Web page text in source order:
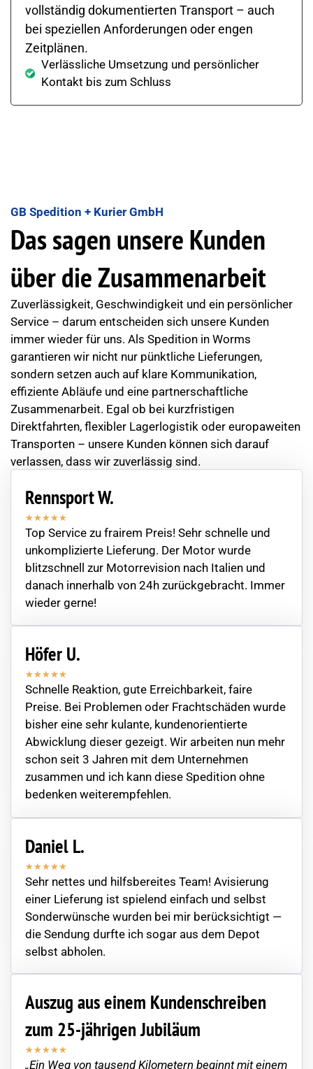
vollständig dokumentierten Transport – auch
bei speziellen Anforderungen oder engen
Zeitplänen.
Verlässliche Umsetzung und persönlicher
Kontakt bis zum Schluss
GB Spedition + Kurier GmbH
Das sagen unsere Kunden
über die Zusammenarbeit
Zuverlässigkeit, Geschwindigkeit und ein persönlicher
Service – darum entscheiden sich unsere Kunden
immer wieder für uns. Als Spedition in Worms
garantieren wir nicht nur pünktliche Lieferungen,
sondern setzen auch auf klare Kommunikation,
effiziente Abläufe und eine partnerschaftliche
Zusammenarbeit. Egal ob bei kurzfristigen
Direktfahrten, flexibler Lagerlogistik oder europaweiten
Transporten – unsere Kunden können sich darauf
verlassen, dass wir zuverlässig sind.
Rennsport W.
★★★★★
Top Service zu frairem Preis! Sehr schnelle und
unkomplizierte Lieferung. Der Motor wurde
blitzschnell zur Motorrevision nach Italien und
danach innerhalb von 24h zurückgebracht. Immer
wieder gerne!
Höfer U.
★★★★★
Schnelle Reaktion, gute Erreichbarkeit, faire
Preise. Bei Problemen oder Frachtschäden wurde
bisher eine sehr kulante, kundenorientierte
Abwicklung dieser gezeigt. Wir arbeiten nun mehr
schon seit 3 Jahren mit dem Unternehmen
zusammen und ich kann diese Spedition ohne
bedenken weiterempfehlen.
Daniel L.
★★★★★
Sehr nettes und hilfsbereites Team! Avisierung
einer Lieferung ist spielend einfach und selbst
Sonderwünsche wurden bei mir berücksichtigt —
die Sendung durfte ich sogar aus dem Depot
selbst abholen.
Auszug aus einem Kundenschreiben
zum 25-jährigen Jubiläum
★★★★★
„Ein Weg von tausend Kilometern beginnt mit einem